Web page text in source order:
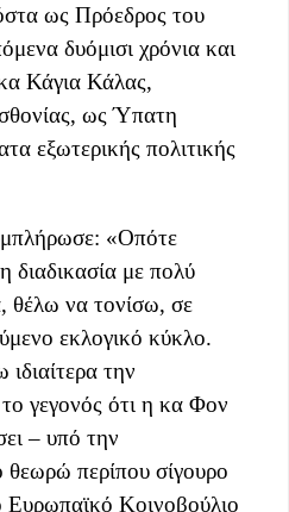
ως Πρόεδρος του
δυόμισι χρόνια και
Κάγια Κάλας,
ως Ύπατη
εξωτερικής πολιτικής
«Οπότε
με πολύ
θέλω να τονίσω, σε
εκλογικό κύκλο.
την
γεγονός ότι η κα Φον
– υπό την
περίπου σίγουρο
Ευρωπαϊκό Κοινοβούλιο